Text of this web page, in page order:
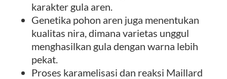
karakter gula aren.
Genetika pohon aren juga menentukan
kualitas nira, dimana varietas unggul
menghasilkan gula dengan warna lebih
pekat.
Proses karamelisasi dan reaksi Maillard